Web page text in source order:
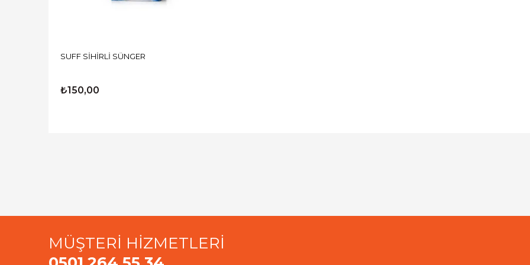
SUFF SİHİRLİ SÜNGER
₺150,00
MÜŞTERİ HİZMETLERİ